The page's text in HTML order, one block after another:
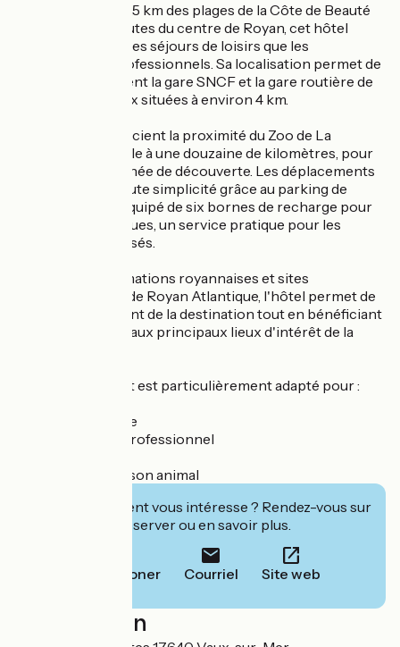
Situé à moins de 3,5 km des plages de la Côte de Beauté
et à quelques minutes du centre de Royan, cet hôtel
facilite aussi bien les séjours de loisirs que les
déplacements professionnels. Sa localisation permet de
rejoindre facilement la gare SNCF et la gare routière de
Royan, toutes deux situées à environ 4 km.
Les familles apprécient la proximité du Zoo de La
Palmyre, accessible à une douzaine de kilomètres, pour
partager une journée de découverte. Les déplacements
s'effectuent en toute simplicité grâce au parking de
l'établissement, équipé de six bornes de recharge pour
véhicules électriques, un service pratique pour les
voyageurs motorisés.
Entre plages, animations royannaises et sites
incontournables de Royan Atlantique, l'hôtel permet de
profiter pleinement de la destination tout en bénéficiant
d'un accès rapide aux principaux lieux d'intérêt de la
Cet établissement est particulièrement adapté pour :
✔ Séjour en famille
✔ Déplacement professionnel
✔ Vacances avec son animal
Cet établissement vous intéresse ? Rendez-vous sur
leur site pour réserver ou en savoir plus.
Téléphoner Courriel Site web
Localisation